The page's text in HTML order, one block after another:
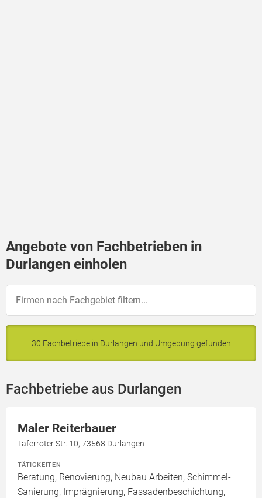
Angebote von Fachbetrieben in
Durlangen einholen
30 Fachbetriebe in Durlangen und Umgebung gefunden
Fachbetriebe aus Durlangen
Maler Reiterbauer
Täferroter Str. 10, 73568 Durlangen
TÄTIGKEITEN
Beratung, Renovierung, Neubau Arbeiten, Schimmel-
Sanierung, Imprägnierung, Fassadenbeschichtung,